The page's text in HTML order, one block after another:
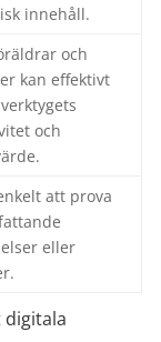
innehåll.
och
kan effektivt
och
att prova
eller
digitala